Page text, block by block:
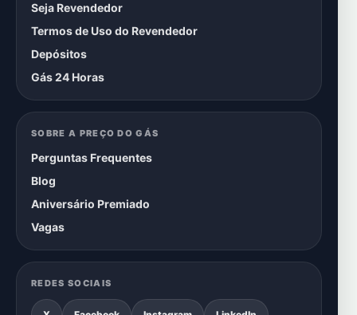
Seja Revendedor
Termos de Uso do Revendedor
Depósitos
Gás 24 Horas
SOBRE A PREÇO DO GÁS
Perguntas Frequentes
Blog
Aniversário Premiado
Vagas
REDES SOCIAIS